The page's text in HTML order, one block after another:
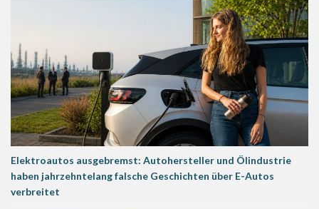
Elektroautos ausgebremst: Autohersteller und Ölindustrie
haben jahrzehntelang falsche Geschichten über E-Autos
verbreitet